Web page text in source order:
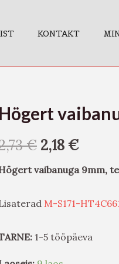
KONTAKT
Högert
€ 2,18€
vaibanuga 9mm,
M-S171-
1-5 tööpäeva
Högert
SK5